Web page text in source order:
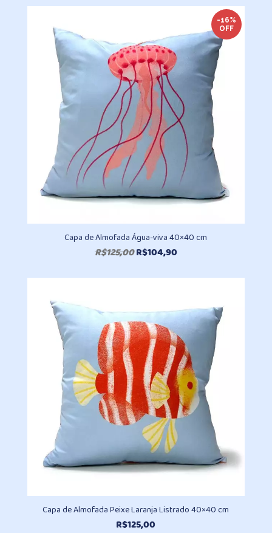
original
R$134,10.
atual
R$80,47.
-16%
OFF
Capa de Almofada Água-viva 40×40 cm
R$125,00O
original
R$104,90O
atual
R$104,90.
Capa de Almofada Peixe Laranja Listrado 40×40 cm
R$125,00